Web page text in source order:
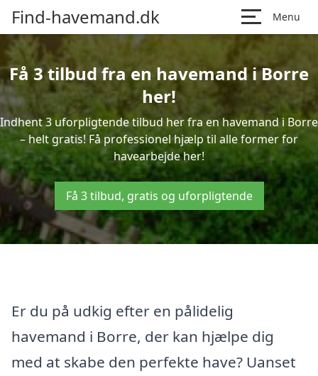
Find-havemand.dk Menu
Få 3 tilbud fra en havemand i Borre
her!
Indhent 3 uforpligtende tilbud her fra en havemand i Borre
– helt gratis! Få professionel hjælp til alle former for
havearbejde her!
Få 3 tilbud, gratis og uforpligtende
Er du på udkig efter en pålidelig
havemand i Borre, der kan hjælpe dig
med at skabe den perfekte have? Uanset